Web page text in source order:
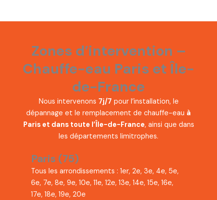
Zones d’intervention –
Chauffe-eau Paris et Île-
de-France
Nous intervenons 7j/7 pour l’installation, le
dépannage et le remplacement de chauffe-eau à
Paris et dans toute l’Île-de-France, ainsi que dans
les départements limitrophes.
Paris (75)
Tous les arrondissements : 1er, 2e, 3e, 4e, 5e,
6e, 7e, 8e, 9e, 10e, 11e, 12e, 13e, 14e, 15e, 16e,
17e, 18e, 19e, 20e